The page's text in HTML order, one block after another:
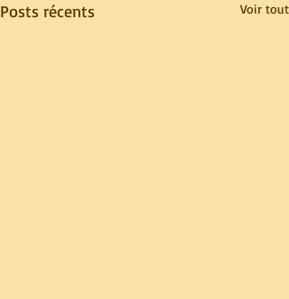
Posts récents Voir tout